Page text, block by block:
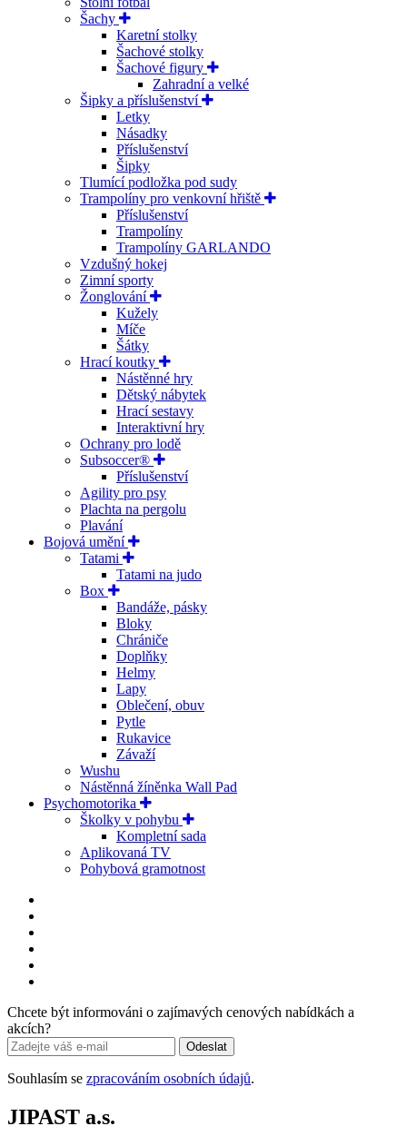
Šachy
Karetní stolky
Šachové stolky
Šachové figury
Zahradní a velké
Šipky a příslušenství
Letky
Násadky
Příslušenství
Šipky
Tlumící podložka pod sudy
Trampolíny pro venkovní hřiště
Příslušenství
Trampolíny
Trampolíny GARLANDO
Vzdušný hokej
Zimní sporty
Žonglování
Kužely
Míče
Šátky
Hrací koutky
Nástěnné hry
Dětský nábytek
Hrací sestavy
Interaktivní hry
Ochrany pro lodě
Subsoccer®
Příslušenství
Agility pro psy
Plachta na pergolu
Plavání
Bojová umění
Tatami
Tatami na judo
Box
Bandáže, pásky
Bloky
Chrániče
Doplňky
Helmy
Lapy
Oblečení, obuv
Pytle
Rukavice
Závaží
Wushu
Nástěnná žíněnka Wall Pad
Psychomotorika
Školky v pohybu
Kompletní sada
Aplikovaná TV
Pohybová gramotnost
Chcete být informováni o zajímavých cenových nabídkách a
akcích?
Odeslat
Souhlasím se zpracováním osobních údajů.
JIPAST a.s.